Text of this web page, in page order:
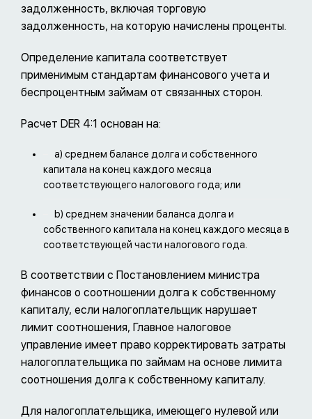
задолженность, включая торговую
задолженность, на которую начислены проценты.
Определение капитала соответствует
применимым стандартам финансового учета и
беспроцентным займам от связанных сторон.
Расчет DER 4:1 основан на:
a) среднем балансе долга и собственного
капитала на конец каждого месяца
соответствующего налогового года; или
b) среднем значении баланса долга и
собственного капитала на конец каждого месяца в
соответствующей части налогового года.
В соответствии с Постановлением министра
финансов о соотношении долга к собственному
капиталу, если налогоплательщик нарушает
лимит соотношения, Главное налоговое
управление имеет право корректировать затраты
налогоплательщика по займам на основе лимита
соотношения долга к собственному капиталу.
Для налогоплательщика, имеющего нулевой или